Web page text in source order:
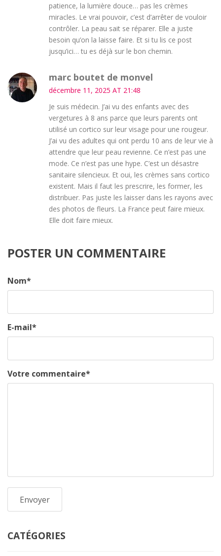
patience, la lumière douce… pas les crèmes
miracles. Le vrai pouvoir, c’est d’arrêter de vouloir
contrôler. La peau sait se réparer. Elle a juste
besoin qu’on la laisse faire. Et si tu lis ce post
jusqu’ici… tu es déjà sur le bon chemin.
marc boutet de monvel
décembre 11, 2025 AT 21:48
Je suis médecin. J’ai vu des enfants avec des
vergetures à 8 ans parce que leurs parents ont
utilisé un cortico sur leur visage pour une rougeur.
J’ai vu des adultes qui ont perdu 10 ans de leur vie à
attendre que leur peau revienne. Ce n’est pas une
mode. Ce n’est pas une hype. C’est un désastre
sanitaire silencieux. Et oui, les crèmes sans cortico
existent. Mais il faut les prescrire, les former, les
distribuer. Pas juste les laisser dans les rayons avec
des photos de fleurs. La France peut faire mieux.
Elle doit faire mieux.
POSTER UN COMMENTAIRE
Nom*
E-mail*
Votre commentaire*
CATÉGORIES